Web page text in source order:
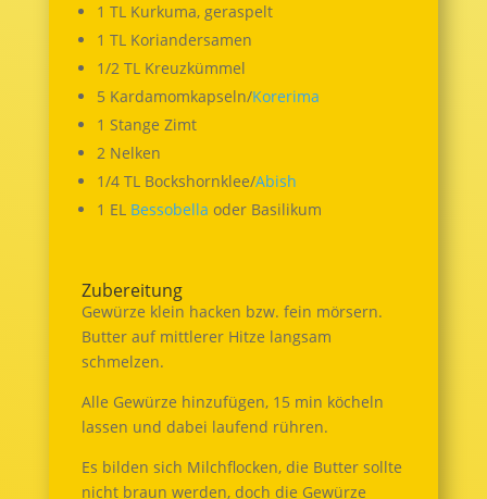
1 TL Kurkuma, geraspelt
1 TL Koriandersamen
1/2 TL Kreuzkümmel
5 Kardamomkapseln/Korerima
1 Stange Zimt
2 Nelken
1/4 TL Bockshornklee/Abish
1 EL Bessobella oder Basilikum
Zubereitung
Gewürze klein hacken bzw. fein mörsern.
Butter auf mittlerer Hitze langsam
schmelzen.
Alle Gewürze hinzufügen, 15 min köcheln
lassen und dabei laufend rühren.
Es bilden sich Milchflocken, die Butter sollte
nicht braun werden, doch die Gewürze